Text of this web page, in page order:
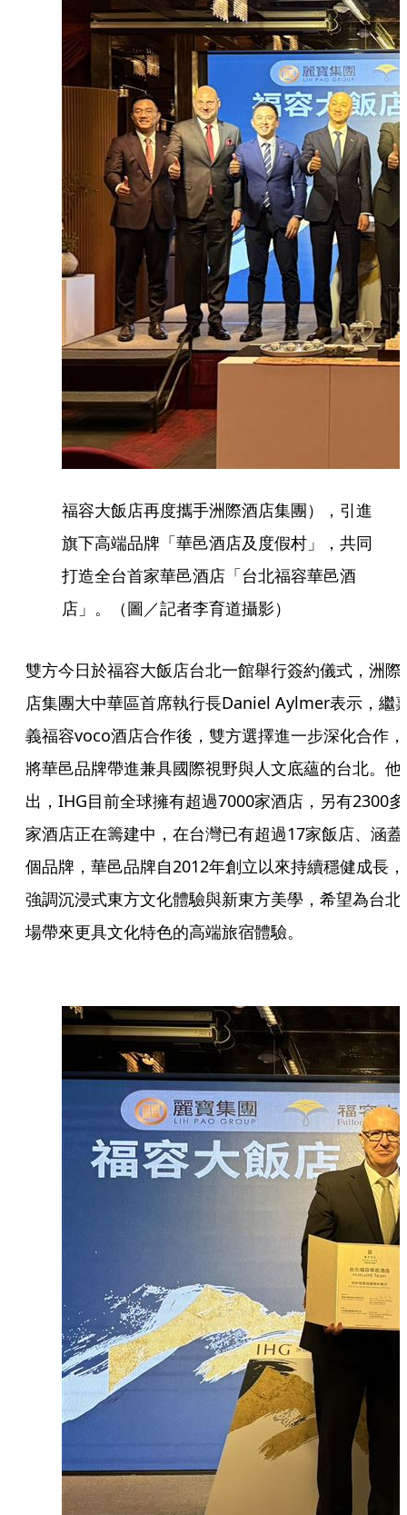
福容大飯店再度攜手洲際酒店集團），引進
旗下高端品牌「華邑酒店及度假村」，共同
打造全台首家華邑酒店「台北福容華邑酒
店」。（圖／記者李育道攝影）
雙方今日於福容大飯店台北一館舉行簽約儀式，洲際
店集團大中華區首席執行長Daniel Aylmer表示，繼
義福容voco酒店合作後，雙方選擇進一步深化合作，
將華邑品牌帶進兼具國際視野與人文底蘊的台北。他
出，IHG目前全球擁有超過7000家酒店，另有2300多
家酒店正在籌建中，在台灣已有超過17家飯店、涵
個品牌，華邑品牌自2012年創立以來持續穩健成長，
強調沉浸式東方文化體驗與新東方美學，希望為台北
場帶來更具文化特色的高端旅宿體驗。